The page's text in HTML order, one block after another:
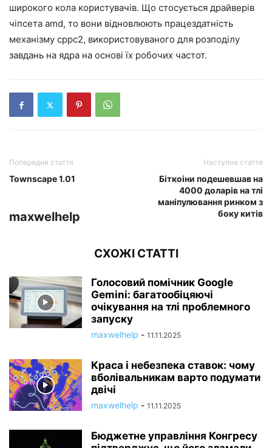
широкого кола користувачів. Що стосується драйверів
чіпсета amd, то вони відновлюють працездатність
механізму cppc2, використовуваного для розподілу
завдань на ядра на основі їх робочих частот.
Попередня стаття
Townscape 1.01
Наступна стаття
Біткоіни подешевшав на
4000 доларів на тлі
маніпулювання ринком з
боку китів
maxwelhelp
СХОЖІ СТАТТІ
Голосовий помічник Google
Gemini: багатообіцяючі
очікування на тлі проблемного
запуску
maxwelhelp - 11.11.2025
Краса і небезпека ставок: чому
вболівальникам варто подумати
двічі
maxwelhelp - 11.11.2025
Бюджетне управління Конгресу